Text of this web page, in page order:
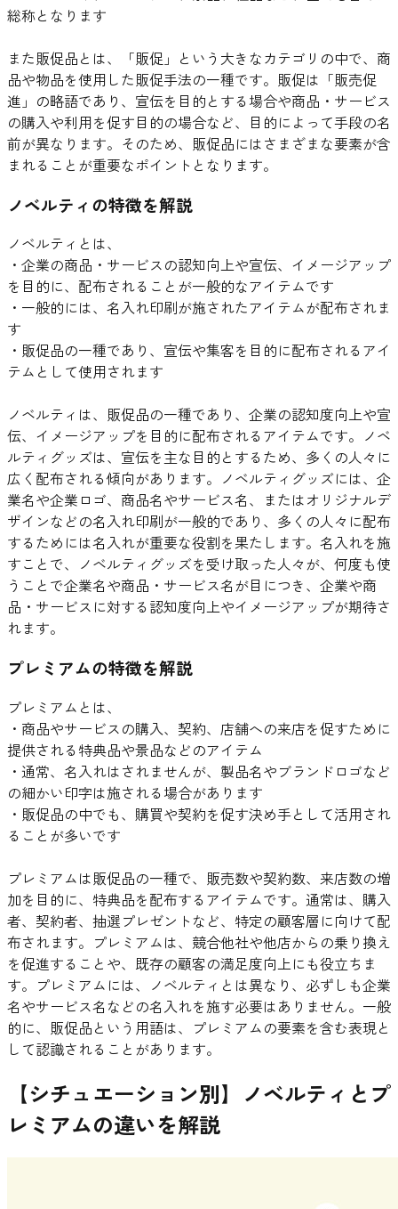
総称となります
また販促品とは、「販促」という大きなカテゴリの中で、商
品や物品を使用した販促手法の一種です。販促は「販売促
進」の略語であり、宣伝を目的とする場合や商品・サービス
の購入や利用を促す目的の場合など、目的によって手段の名
前が異なります。そのため、販促品にはさまざまな要素が含
まれることが重要なポイントとなります。
ノベルティの特徴を解説
ノベルティとは、
・企業の商品・サービスの認知向上や宣伝、イメージアップ
を目的に、配布されることが一般的なアイテムです
・一般的には、名入れ印刷が施されたアイテムが配布されま
す
・販促品の一種であり、宣伝や集客を目的に配布されるアイ
テムとして使用されます
ノベルティは、販促品の一種であり、企業の認知度向上や宣
伝、イメージアップを目的に配布されるアイテムです。ノベ
ルティグッズは、宣伝を主な目的とするため、多くの人々に
広く配布される傾向があります。ノベルティグッズには、企
業名や企業ロゴ、商品名やサービス名、またはオリジナルデ
ザインなどの名入れ印刷が一般的であり、多くの人々に配布
するためには名入れが重要な役割を果たします。名入れを施
すことで、ノベルティグッズを受け取った人々が、何度も使
うことで企業名や商品・サービス名が目につき、企業や商
品・サービスに対する認知度向上やイメージアップが期待さ
れます。
プレミアムの特徴を解説
プレミアムとは、
・商品やサービスの購入、契約、店舗への来店を促すために
提供される特典品や景品などのアイテム
・通常、名入れはされませんが、製品名やブランドロゴなど
の細かい印字は施される場合があります
・販促品の中でも、購買や契約を促す決め手として活用され
ることが多いです
プレミアムは販促品の一種で、販売数や契約数、来店数の増
加を目的に、特典品を配布するアイテムです。通常は、購入
者、契約者、抽選プレゼントなど、特定の顧客層に向けて配
布されます。プレミアムは、競合他社や他店からの乗り換え
を促進することや、既存の顧客の満足度向上にも役立ちま
す。プレミアムには、ノベルティとは異なり、必ずしも企業
名やサービス名などの名入れを施す必要はありません。一般
的に、販促品という用語は、プレミアムの要素を含む表現と
して認識されることがあります。
【シチュエーション別】ノベルティとプ
レミアムの違いを解説